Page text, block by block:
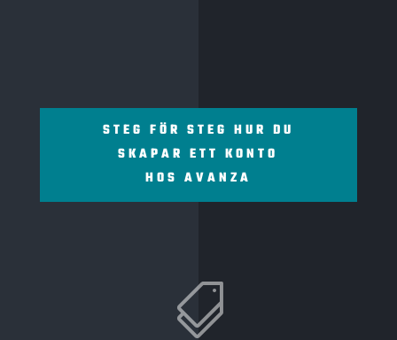
STEG FÖR STEG HUR DU
SKAPAR ETT KONTO
HOS AVANZA
